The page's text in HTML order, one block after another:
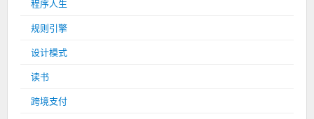
程序人生
规则引擎
设计模式
读书
跨境支付